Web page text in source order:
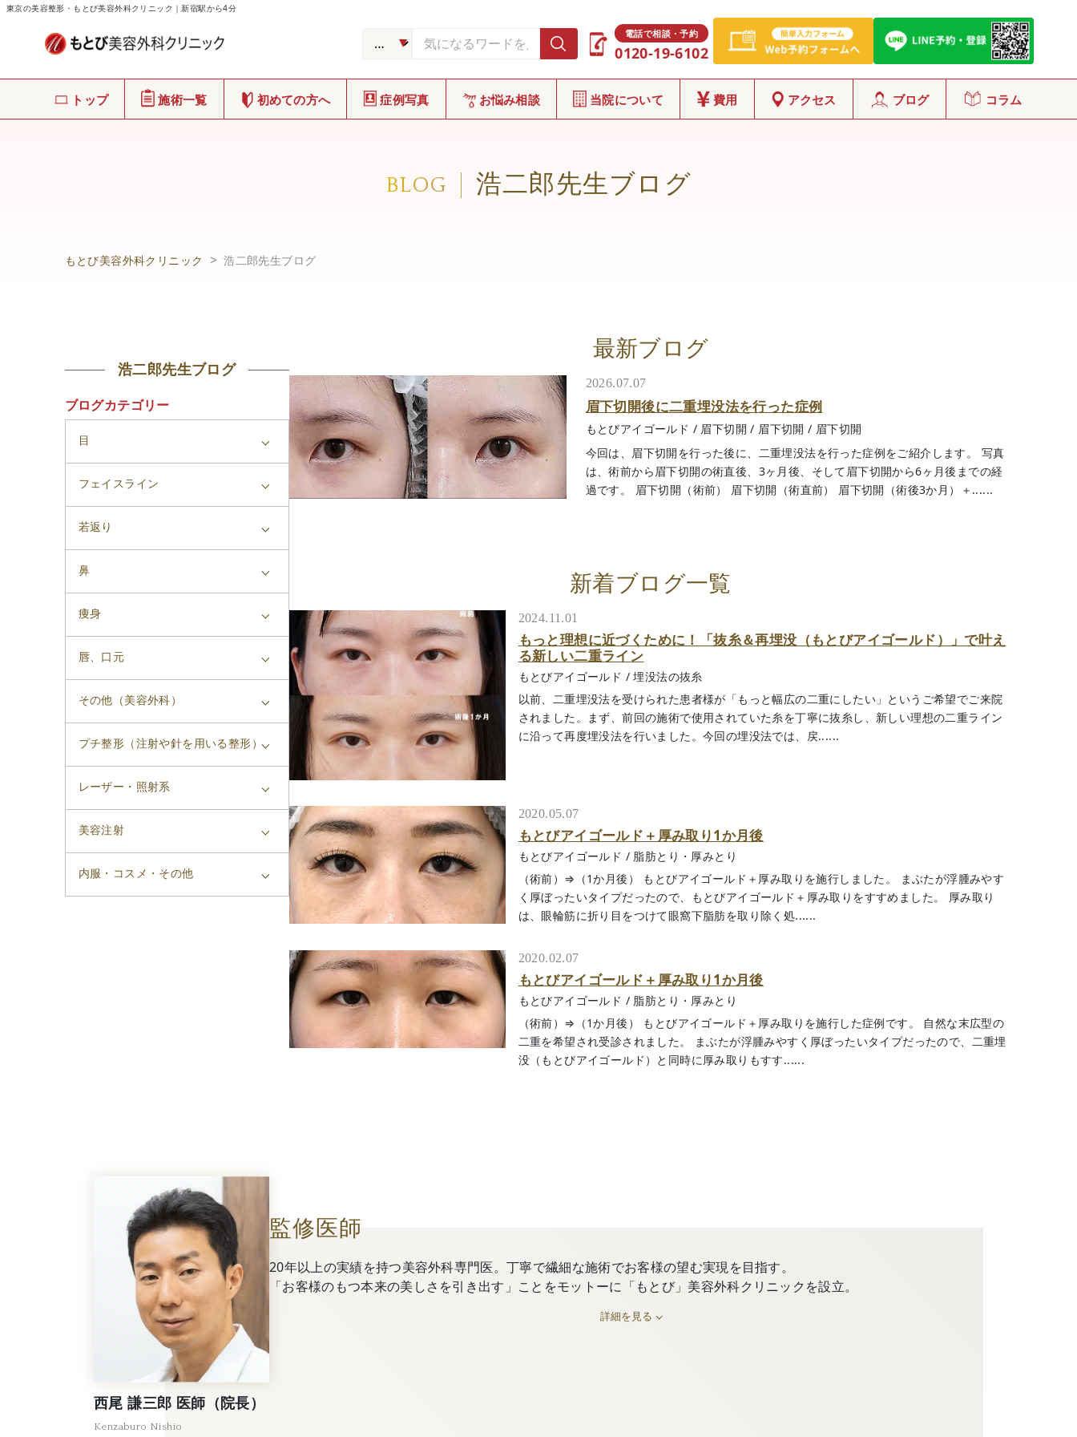
東京の美容整形・もとび美容外科クリニック｜新宿駅から4分
電話で相談・予約
0120-19-6102
トップ 施術一覧 初めての方へ 症例写真 お悩み相談 当院について 費用 アクセス ブログ コラム
BLOG 浩二郎先生ブログ
もとび美容外科クリニック 浩二郎先生ブログ
浩二郎先生ブログ
ブログカテゴリー
目
フェイスライン
若返り
鼻
痩身
唇、口元
その他（美容外科）
プチ整形（注射や針を用いる整形）
レーザー・照射系
美容注射
内服・コスメ・その他
最新ブログ
2026.07.07
眉下切開後に二重埋没法を行った症例
もとびアイゴールド / 眉下切開 / 眉下切開 / 眉下切開
今回は、眉下切開を行った後に、二重埋没法を行った症例をご紹介します。 写真
は、術前から眉下切開の術直後、3ヶ月後、そして眉下切開から6ヶ月後までの経
過です。 眉下切開（術前） 眉下切開（術直前） 眉下切開（術後3か月）＋......
新着ブログ一覧
2024.11.01
もっと理想に近づくために！「抜糸＆再埋没（もとびアイゴールド）」で叶え
る新しい二重ライン
もとびアイゴールド /埋没法の抜糸
以前、二重埋没法を受けられた患者様が「もっと幅広の二重にしたい」というご希望でご来院
されました。まず、前回の施術で使用されていた糸を丁寧に抜糸し、新しい理想の二重ライン
に沿って再度埋没法を行いました。今回の埋没法では、戻......
2020.05.07
もとびアイゴールド＋厚み取り1か月後
もとびアイゴールド / 脂肪とり・厚みとり
（術前）⇒（1か月後） もとびアイゴールド＋厚み取りを施行しました。 まぶたが浮腫みやす
く厚ぼったいタイプだったので、もとびアイゴールド＋厚み取りをすすめました。 厚み取り
は、眼輪筋に折り目をつけて眼窩下脂肪を取り除く処......
2020.02.07
もとびアイゴールド＋厚み取り1か月後
もとびアイゴールド / 脂肪とり・厚みとり
（術前）⇒（1か月後） もとびアイゴールド＋厚み取りを施行した症例です。 自然な末広型の
二重を希望され受診されました。 まぶたが浮腫みやすく厚ぼったいタイプだったので、二重埋
没（もとびアイゴールド）と同時に厚み取りもすす......
監修医師
20年以上の実績を持つ美容外科専門医。丁寧で繊細な施術でお客様の望む実現を目指す。
「お客様のもつ本来の美しさを引き出す」ことをモットーに「もとび」美容外科クリニックを設立。
詳細を見る
西尾 謙三郎 医師（院長）
Kenzaburo Nishio